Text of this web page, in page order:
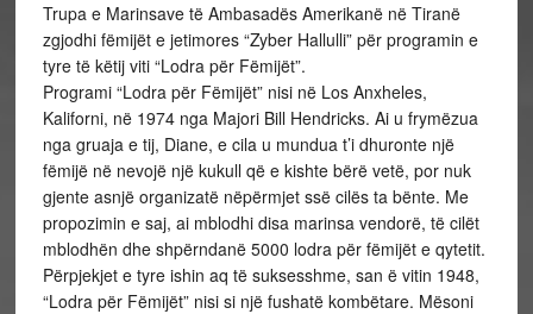
Trupa e Marinsave të Ambasadës Amerikanë në Tiranë
zgjodhi fëmijët e jetimores “Zyber Hallulli” për programin e
tyre të këtij viti “Lodra për Fëmijët”.
Programi “Lodra për Fëmijët” nisi në Los Anxheles,
Kaliforni, në 1974 nga Majori Bill Hendricks. Ai u frymëzua
nga gruaja e tij, Diane, e cila u mundua t’i dhuronte një
fëmijë në nevojë një kukull që e kishte bërë vetë, por nuk
gjente asnjë organizatë nëpërmjet ssë cilës ta bënte. Me
propozimin e saj, ai mblodhi disa marinsa vendorë, të cilët
mblodhën dhe shpërndanë 5000 lodra për fëmijët e qytetit.
Përpjekjet e tyre ishin aq të suksesshme, san ë vitin 1948,
“Lodra për Fëmijët” nisi si një fushatë kombëtare. Mësoni